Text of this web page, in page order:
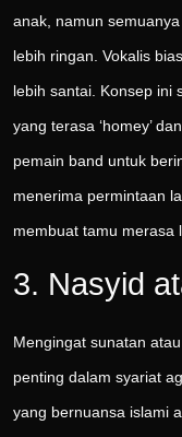
anak, namun
lebih ringan. Vokalis
lebih santai. Konsep ini
yang terasa ‘homey’
pemain band untuk
menerima permintaan
membuat tamu merasa
3. Nasyid
Mengingat sunatan
penting dalam syariat
yang bernuansa islami